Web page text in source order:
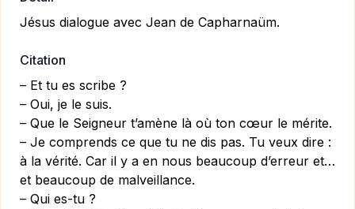
Jésus dialogue avec Jean de Capharnaüm.
Citation
– Et tu es scribe ?
– Oui, je le suis.
– Que le Seigneur t’amène là où ton cœur le mérite.
– Je comprends ce que tu ne dis pas. Tu veux dire :
à la vérité. Car il y a en nous beaucoup d’erreur et…
et beaucoup de malveillance.
– Qui es-tu ?